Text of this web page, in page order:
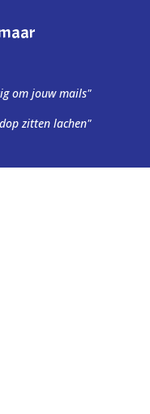
om jouw mails"
zitten lachen"